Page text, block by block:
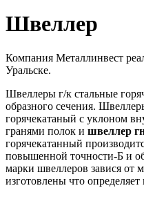
Швеллер
Компания Металлинвест
Уральске.
Швеллеры г/к стальные
образного сечения.
горячекатаный с уклоном
гранями полок и швеллер
горячекатанный
повышенной точности-Б и
марки швеллеров завися от
изготовлены что определяет